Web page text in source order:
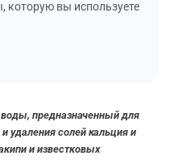
которую вы используете
предназначенный для
удаления солей кальция и
и известковых